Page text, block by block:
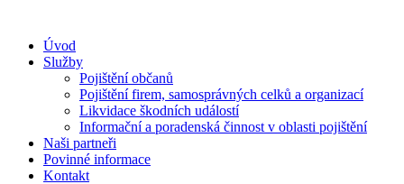
Úvod
Služby
Pojištění občanů
Pojištění firem, samosprávných celků a organizací
Likvidace škodních událostí
Informační a poradenská činnost v oblasti pojištění
Naši partneři
Povinné informace
Kontakt